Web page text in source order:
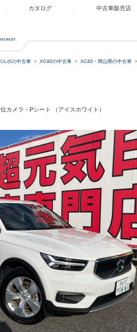
カタログ 中古車販売店
ルボの中古車 XC40の中古車 XC40・岡山県の中古車
メラ・Pシート （アイスホワイト）